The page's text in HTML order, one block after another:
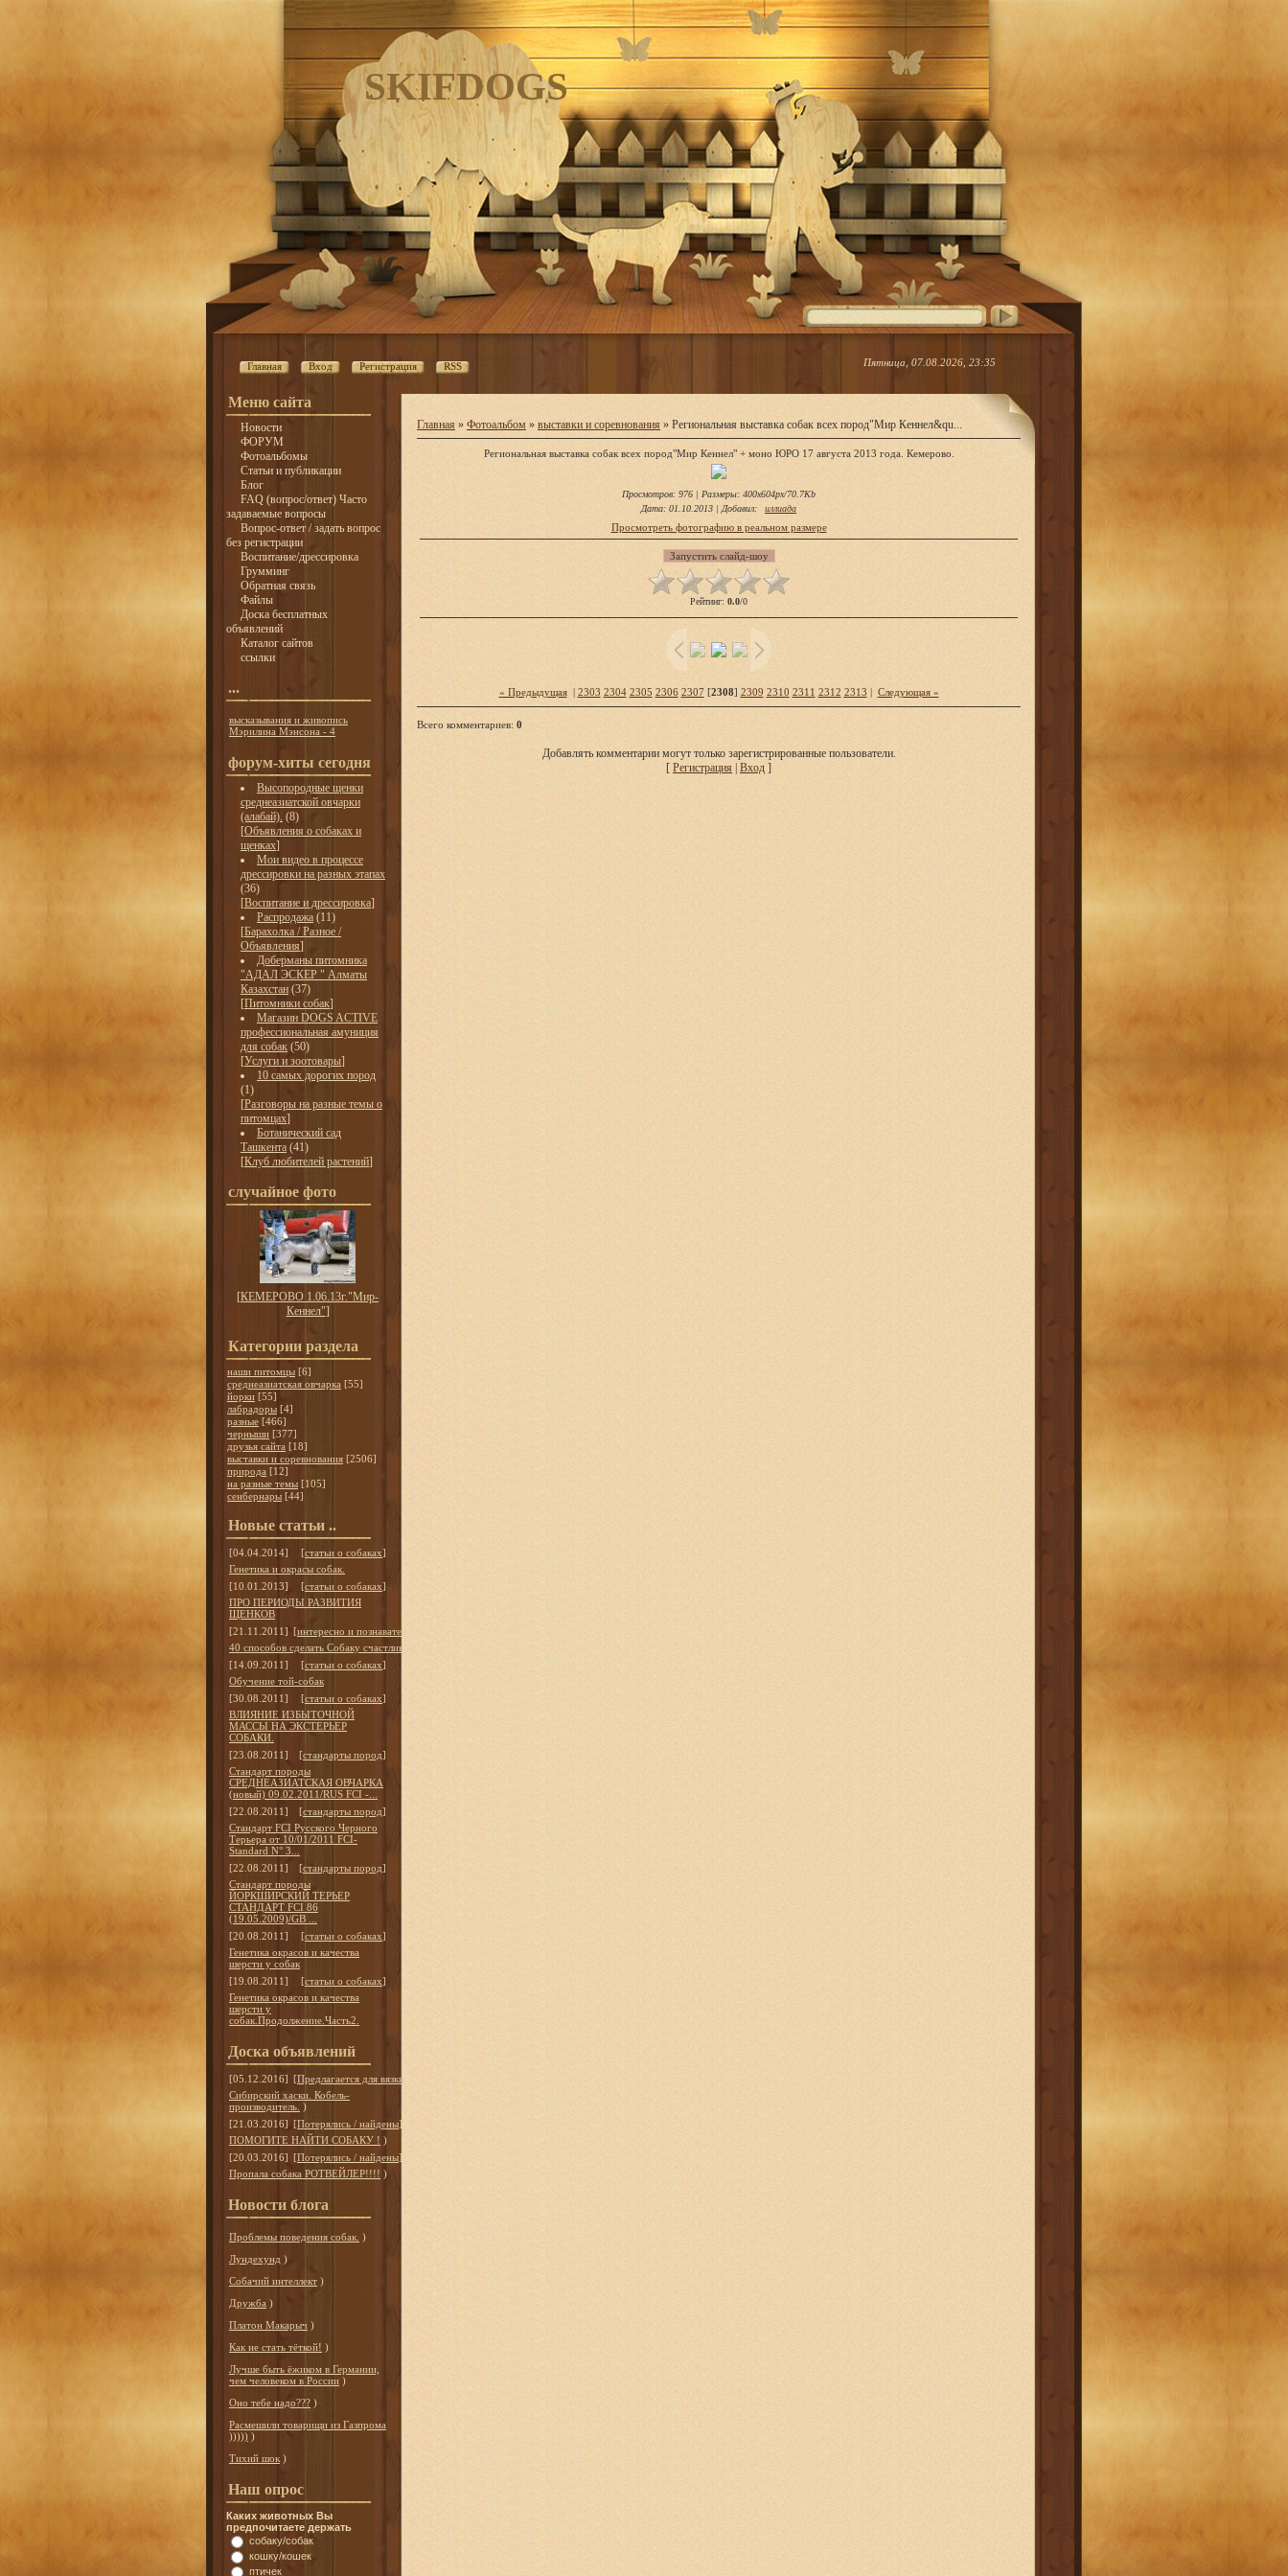
SKIFDOGS
Главная Вход Регистрация RSS Пятница, 07.08.2026, 23:35
Меню сайта
Новости
ФОРУМ
Фотоальбомы
Статьи и публикации
Блог
FAQ (вопрос/ответ) Часто
задаваемые вопросы
Вопрос-ответ / задать вопрос
без регистрации
Воспитание/дрессировка
Грумминг
Обратная связь
Файлы
Доска бесплатных
объявлений
Каталог сайтов
ссылки
...
высказывания и живопись
Мэрилина Мэнсона - 4
форум-хиты сегодня
Высопородные щенки
среднеазиатской овчарки
(алабай). (8)
[Объявления о собаках и
щенках]
Мои видео в процессе
дрессировки на разных этапах
(36)
[Воспитание и дрессировка]
Распродажа (11)
[Барахолка / Разное /
Объявления]
Доберманы питомника
"АДАЛ ЭСКЕР " Алматы
Казахстан (37)
[Питомники собак]
Магазин DOGS ACTIVE
профессиональная амуниция
для собак (50)
[Услуги и зоотовары]
10 самых дорогих пород
(1)
[Разговоры на разные темы о
питомцах]
Ботанический сад
Ташкента (41)
[Клуб любителей растений]
случайное фото
[КЕМЕРОВО 1.06.13г."Мир-
Кеннел"]
Категории раздела
наши питомцы [6]
среднеазиатская овчарка [55]
йорки [55]
лабрадоры [4]
разные [466]
черныши [377]
друзья сайта [18]
выставки и соревнования [2506]
природа [12]
на разные темы [105]
сенбернары [44]
Новые статьи ..
[04.04.2014] [статьи о собаках]
Генетика и окрасы собак.
[10.01.2013]
[статьи о собаках]
ПРО ПЕРИОДЫ РАЗВИТИЯ
ЩЕНКОВ
[21.11.2011] [интересно и познавательно
40 способов сделать Собаку счастливой
[14.09.2011]
[статьи о собаках]
Обучение той-собак
[30.08.2011]
[статьи о собаках]
ВЛИЯНИЕ ИЗБЫТОЧНОЙ
МАССЫ НА ЭКСТЕРЬЕР
СОБАКИ.
[23.08.2011]
[стандарты пород]
Стандарт породы
СРЕДНЕАЗИАТСКАЯ ОВЧАРКА
(новый) 09.02.2011/RUS FCI -...
[22.08.2011]
[стандарты пород]
Стандарт FCI Русского Черного
Терьера от 10/01/2011 FCI-
Standard N° 3...
[22.08.2011]
[стандарты пород]
Стандарт породы
ЙОРКШИРСКИЙ ТЕРЬЕР
СТАНДАРТ FCI 86
(19.05.2009)/GB ...
[20.08.2011]
[статьи о собаках]
Генетика окрасов и качества
шерсти у собак
[19.08.2011]
[статьи о собаках]
Генетика окрасов и качества
шерсти у
собак.Продолжение.Часть2.
Доска объявлений
[05.12.2016] [Предлагается для вязки
Сибирский хаски. Кобель-
производитель. )
[21.03.2016] [Потерялись / найдены]
ПОМОГИТЕ НАЙТИ СОБАКУ ! )
[20.03.2016] [Потерялись / найдены]
Пропала собака РОТВЕЙЛЕР!!!! )
Новости блога
Проблемы поведения собак. )
Лундехунд )
Собачий интеллект )
Дружба )
Платон Макарыч )
Как не стать тёткой! )
Лучше быть ёжиком в Германии,
чем человеком в России )
Оно тебе надо??? )
Расмешили товарищи из Газпрома
))))) )
Тихий шок )
Наш опрос
Каких животных Вы
предпочитаете держать
собаку/собак
кошку/кошек
птичек
Главная » Фотоальбом » выставки и соревнования » Региональная выставка собак всех пород"Мир Кеннел&qu...
Региональная выставка собак всех пород"Мир Кеннел" + моно ЮРО 17 августа 2013 года. Кемерово.
Просмотров: 976 | Размеры: 400x604px/70.7Kb
Дата: 01.10.2013 | Добавил: иллиада
Просмотреть фотографию в реальном размере
Рейтинг: 0.0/0
« Предыдущая| 2303 2304 2305 2306 2307[2308] 2309 2310 2311 2312 2313 | Следующая »
Всего комментариев: 0
Добавлять комментарии могут только зарегистрированные пользователи.
[ Регистрация Вход ]